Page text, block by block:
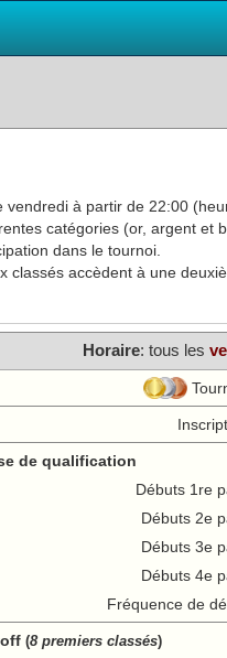
vendredi à partir de 22:00
catégories (or, argent
dans le tournoi.
accèdent à une
Horaire: tous les
de qualification
Débuts 1re
Débuts 2e
Débuts 3e
Débuts 4e
Fréquence de
(8 premiers classés)